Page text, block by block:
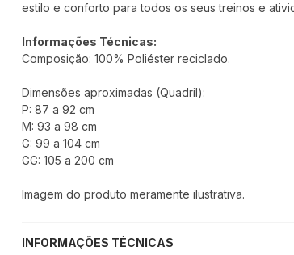
estilo e conforto para todos os seus treinos e
Informações Técnicas:
Composição: 100% Poliéster reciclado.
Dimensões aproximadas (Quadril):
P: 87 a 92 cm
M: 93 a 98 cm
G: 99 a 104 cm
GG: 105 a 200 cm
Imagem do produto meramente ilustrativa.
INFORMAÇÕES TÉCNICAS